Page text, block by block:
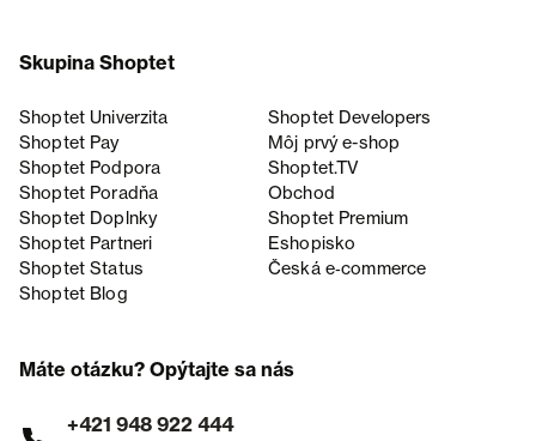
Skupina Shoptet
Shoptet Univerzita
Shoptet Developers
Shoptet Pay
Môj prvý e-shop
Shoptet Podpora
Shoptet.TV
Shoptet Poradňa
Obchod
Shoptet Doplnky
Shoptet Premium
Shoptet Partneri
Eshopisko
Shoptet Status
Česká e‑commerce
Shoptet Blog
Máte otázku? Opýtajte sa nás
+421 948 922 444